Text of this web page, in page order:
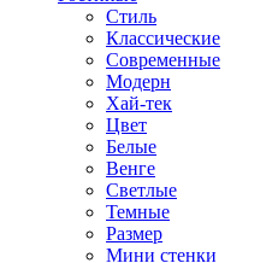
Стиль
Классические
Современные
Модерн
Хай-тек
Цвет
Белые
Венге
Светлые
Темные
Размер
Мини стенки